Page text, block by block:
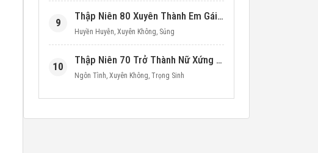
9
Thập Niên 80 Xuyên Thành Em Gái Học Bá
Huyền Huyễn, Xuyên Không, Sủng
10
Thập Niên 70 Trở Thành Nữ Xứng Nuôi Con Làm Giàu
Ngôn Tình, Xuyên Không, Trọng Sinh